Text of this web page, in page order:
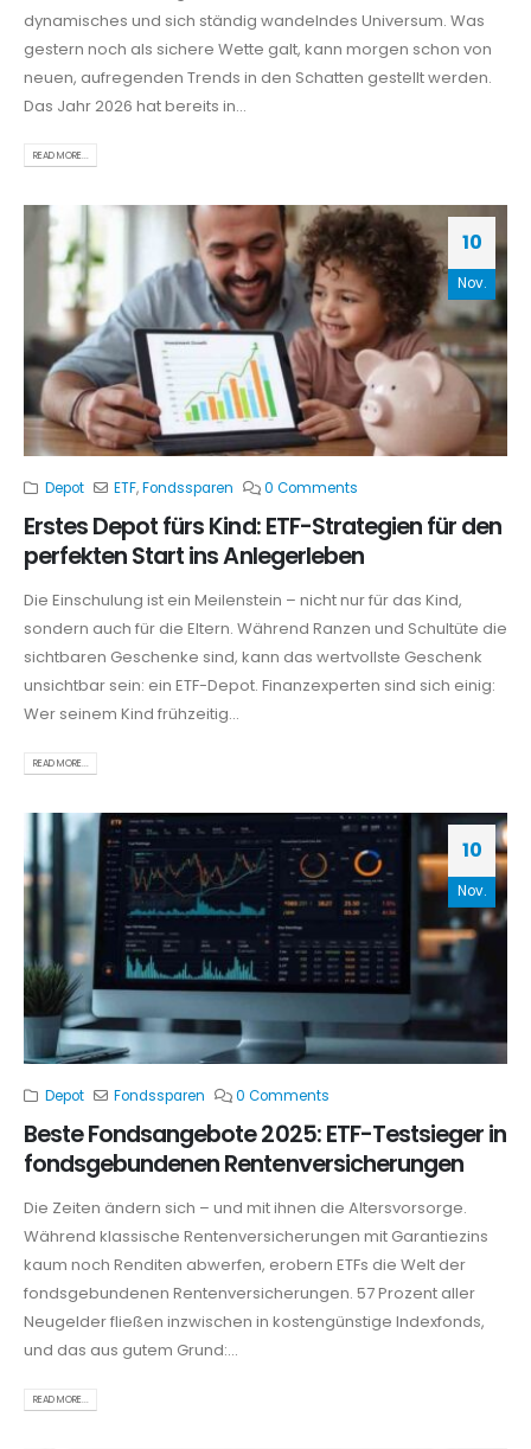
dynamisches und sich ständig wandelndes Universum. Was
gestern noch als sichere Wette galt, kann morgen schon von
neuen, aufregenden Trends in den Schatten gestellt werden.
Das Jahr 2026 hat bereits in...
READ MORE...
10
Nov.
Depot ETF,Fondssparen 0 Comments
Erstes Depot fürs Kind: ETF-Strategien für den
perfekten Start ins Anlegerleben
Die Einschulung ist ein Meilenstein – nicht nur für das Kind,
sondern auch für die Eltern. Während Ranzen und Schultüte die
sichtbaren Geschenke sind, kann das wertvollste Geschenk
unsichtbar sein: ein ETF-Depot. Finanzexperten sind sich einig:
Wer seinem Kind frühzeitig...
READ MORE...
10
Nov.
Depot Fondssparen 0 Comments
Beste Fondsangebote 2025: ETF-Testsieger in
fondsgebundenen Rentenversicherungen
Die Zeiten ändern sich – und mit ihnen die Altersvorsorge.
Während klassische Rentenversicherungen mit Garantiezins
kaum noch Renditen abwerfen, erobern ETFs die Welt der
fondsgebundenen Rentenversicherungen. 57 Prozent aller
Neugelder fließen inzwischen in kostengünstige Indexfonds,
und das aus gutem Grund:...
READ MORE...